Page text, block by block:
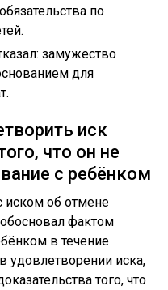
по
замужество
для
иск
что он не
с ребёнком
иском об отмене
фактом
в течение
удовлетворении иска,
того, что